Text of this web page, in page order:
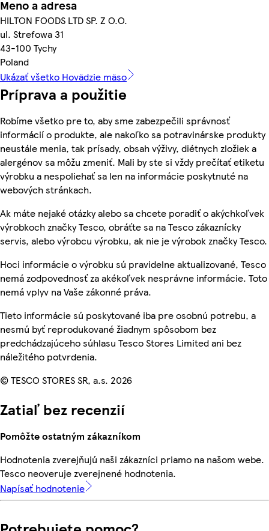
Meno a adresa
HILTON FOODS LTD SP. Z O.O.
ul. Strefowa 31
43-100 Tychy
Poland
Ukázať všetko Hovädzie mäso
Príprava a použitie
Robíme všetko pre to, aby sme zabezpečili správnosť
informácií o produkte, ale nakoľko sa potravinárske produkty
neustále menia, tak prísady, obsah výživy, diétnych zložiek a
alergénov sa môžu zmeniť. Mali by ste si vždy prečítať etiketu
výrobku a nespoliehať sa len na informácie poskytnuté na
webových stránkach.
Ak máte nejaké otázky alebo sa chcete poradiť o akýchkoľvek
výrobkoch značky Tesco, obráťte sa na Tesco zákaznícky
servis, alebo výrobcu výrobku, ak nie je výrobok značky Tesco.
Hoci informácie o výrobku sú pravidelne aktualizované, Tesco
nemá zodpovednosť za akékoľvek nesprávne informácie. Toto
nemá vplyv na Vaše zákonné práva.
Tieto informácie sú poskytované iba pre osobnú potrebu, a
nesmú byť reprodukované žiadnym spôsobom bez
predchádzajúceho súhlasu Tesco Stores Limited ani bez
náležitého potvrdenia.
© TESCO STORES SR, a.s. 2026
Zatiaľ bez recenzií
Pomôžte ostatným zákazníkom
Hodnotenia zverejňujú naši zákazníci priamo na našom webe.
Tesco neoveruje zverejnené hodnotenia.
Napísať hodnotenie